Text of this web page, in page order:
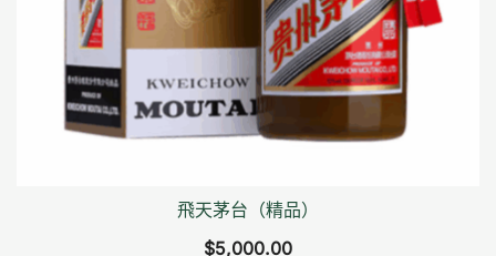
飛天茅台（精品）
$5,000.00